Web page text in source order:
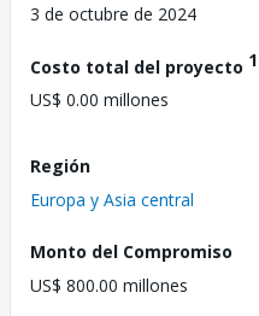
3 de octubre de 2024
Costo total del proyecto 1
US$ 0.00 millones
Región
Europa y Asia central
Monto del Compromiso
US$ 800.00 millones